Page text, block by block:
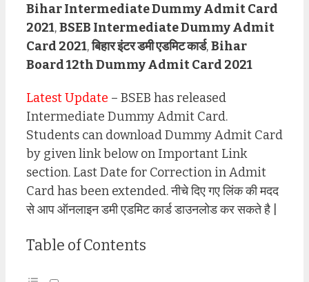
Bihar Intermediate Dummy Admit Card
2021,BSEB Intermediate Dummy Admit
Card 2021,बिहार इंटर डमी एडमिट कार्ड,Bihar
Board 12th Dummy Admit Card 2021
Latest Update – BSEB has released
Intermediate Dummy Admit Card.
Students can download Dummy Admit Card
by given link below on Important Link
section. Last Date for Correction in Admit
Card has been extended. नीचे दिए गए लिंक की मदद
से आप ऑनलाइन डमी एडमिट कार्ड डाउनलोड कर सकते है |
Table of Contents